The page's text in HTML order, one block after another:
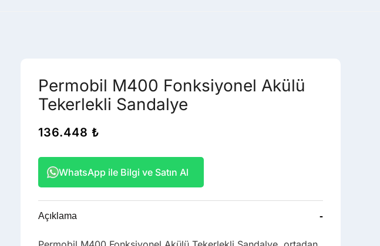
Permobil M400 Fonksiyonel Akülü
Tekerlekli Sandalye
136.448 ₺
WhatsApp ile Bilgi ve Satın Al
Açıklama -